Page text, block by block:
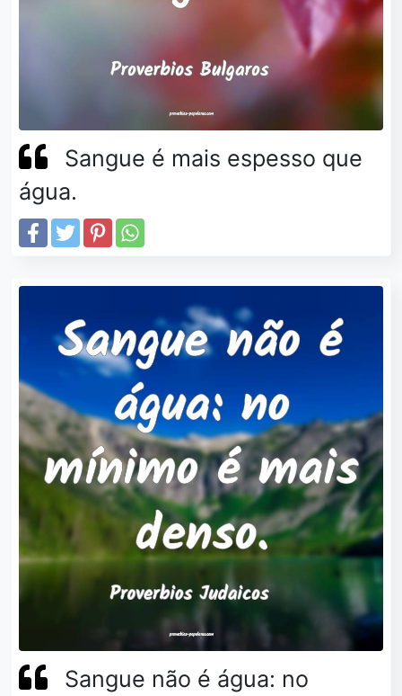
Sangue é mais espesso que
água.
Sangue não é água: no